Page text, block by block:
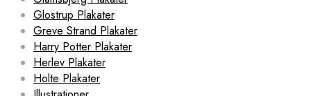
Glostrup Plakater
Greve Strand Plakater
Harry Potter Plakater
Herlev Plakater
Holte Plakater